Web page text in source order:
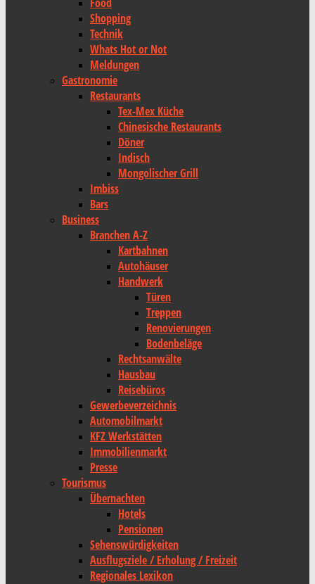
Shopping
Technik
Whats Hot or Not
Meldungen
Gastronomie
Restaurants
Tex-Mex Küche
Chinesische Restaurants
Döner
Indisch
Mongolischer Grill
Imbiss
Bars
Business
Branchen A-Z
Kartbahnen
Autohäuser
Handwerk
Türen
Treppen
Renovierungen
Bodenbeläge
Rechtsanwälte
Hausbau
Reisebüros
Gewerbeverzeichnis
Automobilmarkt
KFZ Werkstätten
Immobilienmarkt
Presse
Tourismus
Übernachten
Hotels
Pensionen
Sehenswürdigkeiten
Ausflugsziele / Erholung / Freizeit
Regionales Lexikon